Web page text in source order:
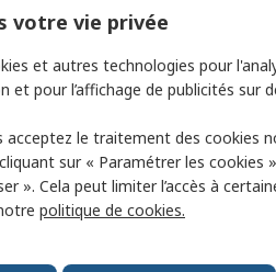
S/FTP
IP20
No
votre vie privée
et autres technologies pour
et pour l’affichage de publicités sur
acceptez le traitement des cookies
sur « Paramétrer les cookies
». Cela peut limiter l’accès à
politique de cookies.